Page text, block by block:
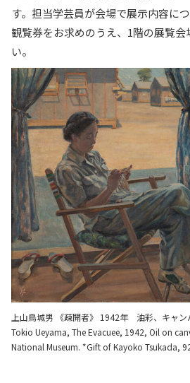
す。担当学芸員が会場で展示内容に
観覧券をお求めのうえ、1階の展覧
い。
上山鳥城男 《疎開者》 1942年 油彩、キャ
Tokio Ueyama, The Evacuee, 1942, Oil on
National Museum. *Gift of Kayoko Tsukada,